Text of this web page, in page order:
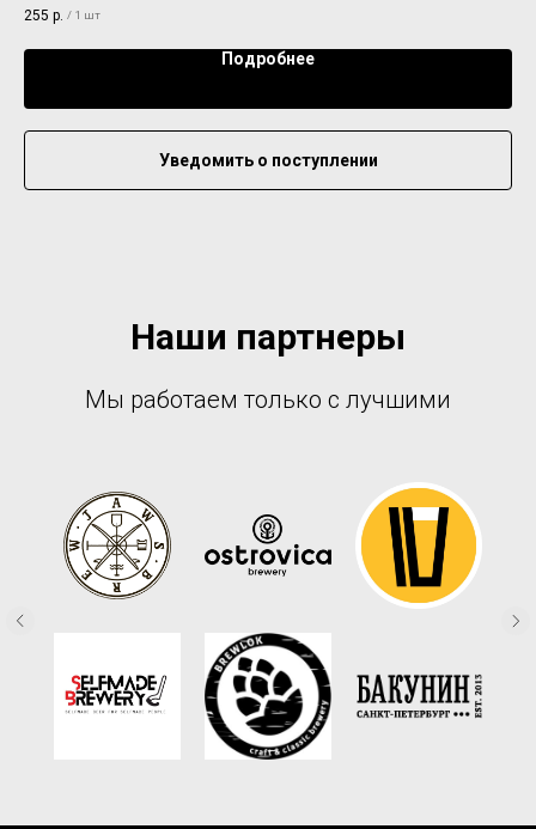
255 р. / 1 шт
Подробнее
Уведомить о поступлении
Наши партнеры
Мы работаем только с лучшими